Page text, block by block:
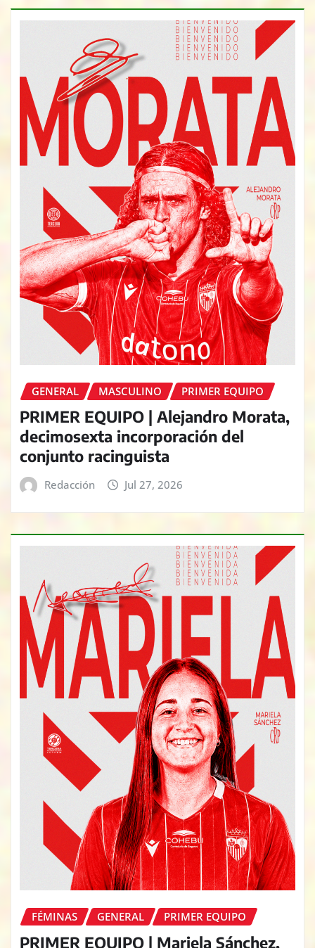
GENERAL MASCULINO PRIMER EQUIPO
PRIMER EQUIPO | Alejandro Morata,
decimosexta incorporación del
conjunto racinguista
Redacción Jul 27, 2026
FÉMINAS GENERAL PRIMER EQUIPO
PRIMER EQUIPO | Mariela Sánchez,